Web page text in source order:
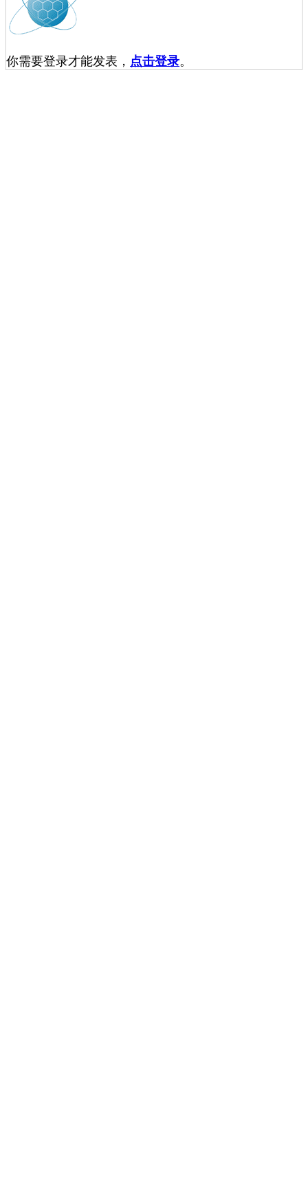
你需要登录才能发表， 点击登录。